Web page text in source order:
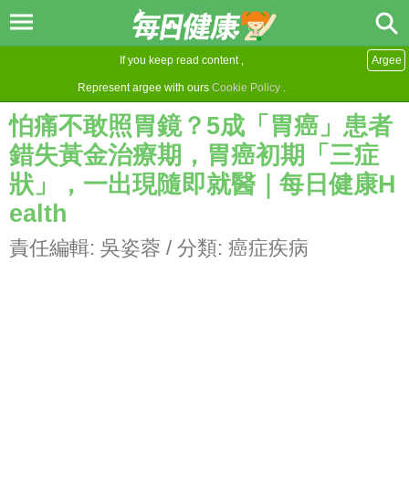
If you keep read content ,
Represent argee with ours Cookie Policy .
Argee
怕痛不敢照胃鏡？5成「胃癌」患者
錯失黃金治療期，胃癌初期「三症
狀」，一出現隨即就醫｜每日健康H
ealth
責任編輯: 吳姿蓉 / 分類: 癌症疾病